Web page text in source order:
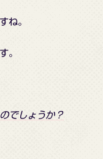
ね。
。
でしょうか？